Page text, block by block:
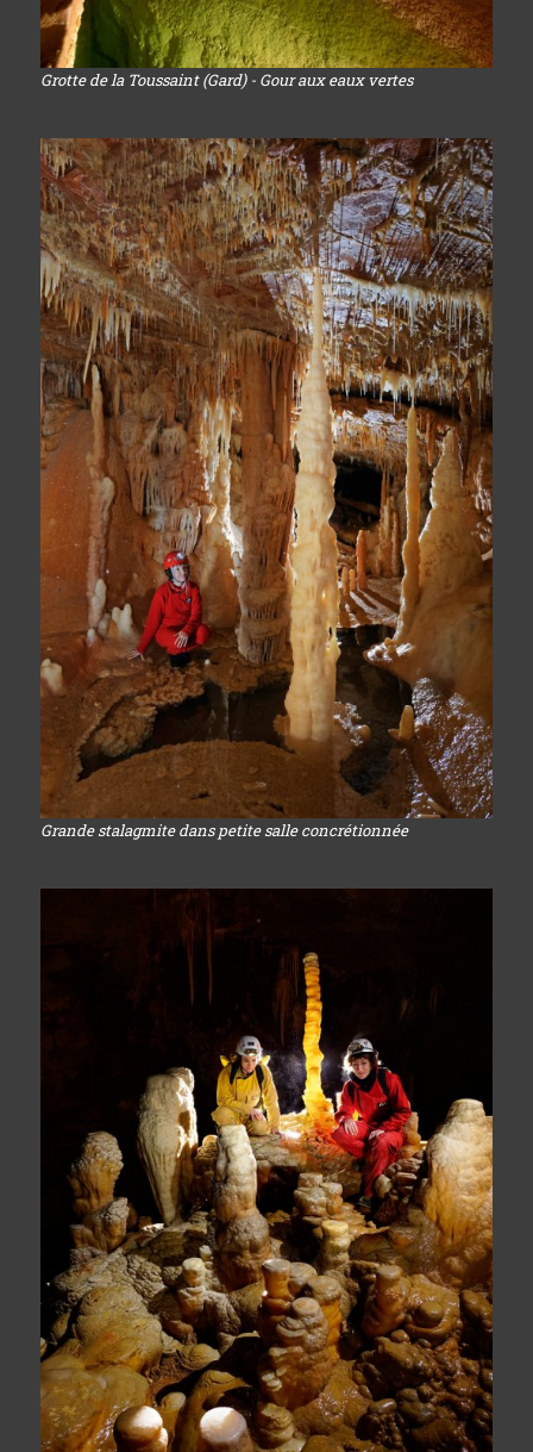
Grotte de la Toussaint (Gard) - Gour aux eaux vertes
Grande stalagmite dans petite salle concrétionnée